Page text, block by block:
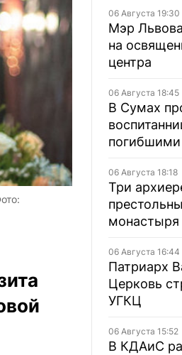
06 Августа 19:30
Мэр
на
центра
06 Августа 18:45
В Сумах
06 Августа 18:18
Три
монастыря
06 Августа 16:44
Патриарх
Церковь
УГКЦ
06 Августа 15:52
В КДАиС